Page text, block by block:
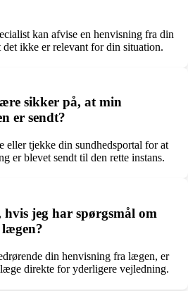
kan afvise en henvisning fra din
ikke er relevant for din situation.
sikker på, at min
er sendt?
tjekke din sundhedsportal for at
er blevet sendt til den rette instans.
jeg har spørgsmål om
din henvisning fra lægen, er
direkte for yderligere vejledning.